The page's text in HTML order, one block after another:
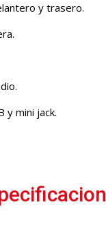
y trasero.
y mini jack.